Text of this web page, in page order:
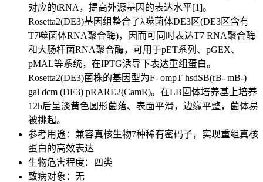
对应的tRNA，提高外源基因的表达水平[1]。
Rosetta2(DE3)基因组整合了λ噬菌体DE3区(DE3区含有
T7噬菌体RNA聚合酶)，因而可同时表达T7 RNA聚合酶
和大肠杆菌RNA聚合酶，可用于pET系列、pGEX、
pMAL等系统，在IPTG诱导下表达重组蛋白。
Rosetta2(DE3)菌株的基因型为F- ompT hsdSB(rB- mB-)
gal dcm (DE3) pRARE2(CamR)。在LB固体培养基上培养
12h后呈淡黄色圆形菌落、表面平滑，边缘平整，菌体易
被挑起。
参考用途：兼容真核生物7种稀有密码子，实现重组真核
蛋白的高效表达
生物危害程度：四类
致病对象：无